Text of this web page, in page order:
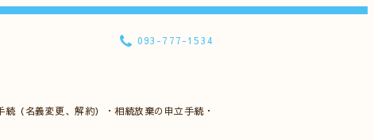
（名義変更、解約）・相続放棄の申立手続・
093-777-1534